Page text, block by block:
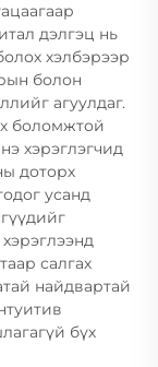
дэлгэц нь
хэлбэрээр
болон
агуулдаг.
боломжтой
хэрэглэгчид
доторх
усанд
салгах
найдвартай
бүх